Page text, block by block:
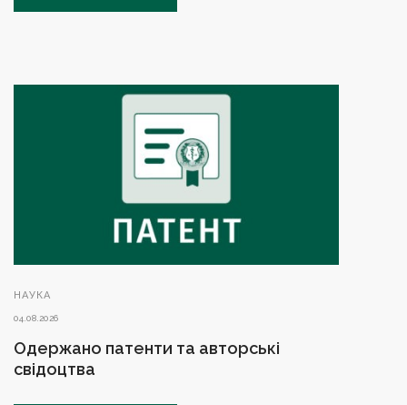
НАУКА
04.08.2026
Одержано патенти та авторські
свідоцтва